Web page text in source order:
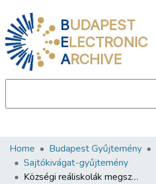
BUDAPEST
ELECTRONIC
ARCHIVE
Communities & Collections
All of DSpace
Home Budapest Gyűjtemény
Sajtókivágat-gyűjtemény
Községi reáliskolák megszüntetése